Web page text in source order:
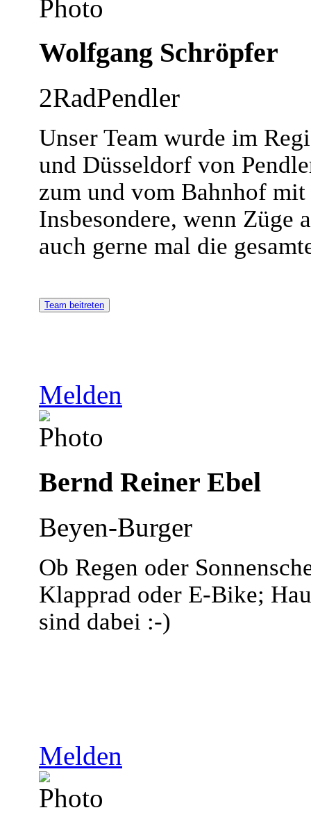
Wolfgang Schröpfer
2RadPendler
Unser Team wurde im
und Düsseldorf von
zum und vom Bahnhof
Insbesondere, wenn Züge
auch gerne mal die
Team beitreten
Melden
Bernd Reiner Ebel
Beyen-Burger
Ob Regen oder
Klapprad oder E-Bike;
sind dabei :-)
Melden